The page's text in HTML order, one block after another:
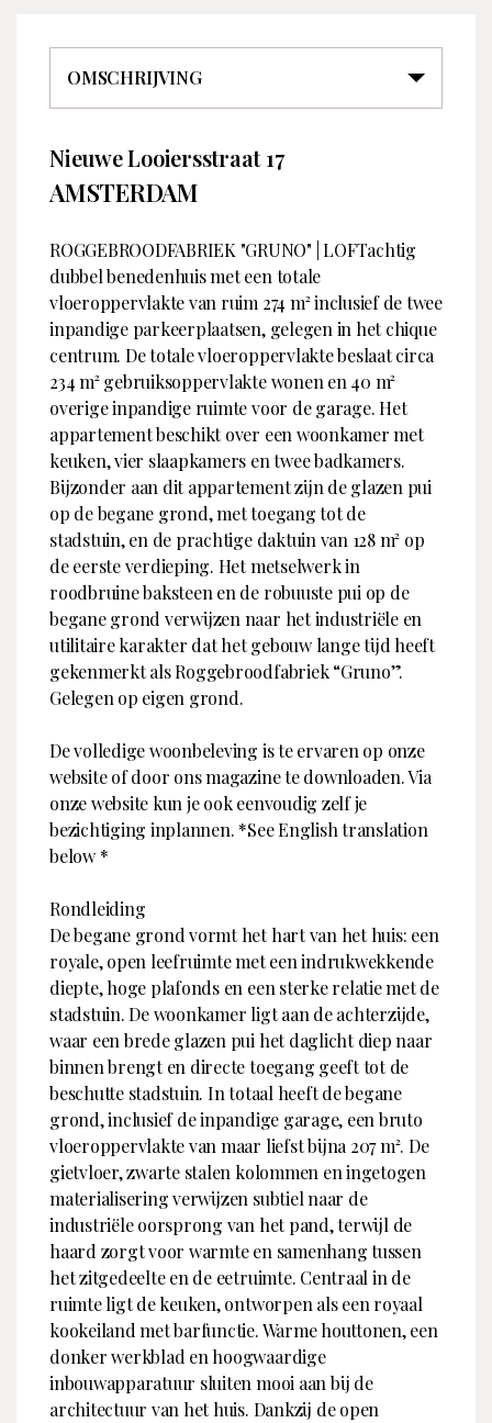
OMSCHRIJVING
Nieuwe Looiersstraat 17
AMSTERDAM
ROGGEBROODFABRIEK "GRUNO" | LOFTachtig
dubbel benedenhuis met een totale
vloeroppervlakte van ruim 274 m² inclusief de twee
inpandige parkeerplaatsen, gelegen in het chique
centrum. De totale vloeroppervlakte beslaat circa
234 m² gebruiksoppervlakte wonen en 40 m²
overige inpandige ruimte voor de garage. Het
appartement beschikt over een woonkamer met
keuken, vier slaapkamers en twee badkamers.
Bijzonder aan dit appartement zijn de glazen pui
op de begane grond, met toegang tot de
stadstuin, en de prachtige daktuin van 128 m² op
de eerste verdieping. Het metselwerk in
roodbruine baksteen en de robuuste pui op de
begane grond verwijzen naar het industriële en
utilitaire karakter dat het gebouw lange tijd heeft
gekenmerkt als Roggebroodfabriek “Gruno”.
Gelegen op eigen grond.
De volledige woonbeleving is te ervaren op onze
website of door ons magazine te downloaden. Via
onze website kun je ook eenvoudig zelf je
bezichtiging inplannen. *See English translation
below *
Rondleiding
De begane grond vormt het hart van het huis: een
royale, open leefruimte met een indrukwekkende
diepte, hoge plafonds en een sterke relatie met de
stadstuin. De woonkamer ligt aan de achterzijde,
waar een brede glazen pui het daglicht diep naar
binnen brengt en directe toegang geeft tot de
beschutte stadstuin. In totaal heeft de begane
grond, inclusief de inpandige garage, een bruto
vloeroppervlakte van maar liefst bijna 207 m². De
gietvloer, zwarte stalen kolommen en ingetogen
materialisering verwijzen subtiel naar de
industriële oorsprong van het pand, terwijl de
haard zorgt voor warmte en samenhang tussen
het zitgedeelte en de eetruimte. Centraal in de
ruimte ligt de keuken, ontworpen als een royaal
kookeiland met barfunctie. Warme houttonen, een
donker werkblad en hoogwaardige
inbouwapparatuur sluiten mooi aan bij de
architectuur van het huis. Dankzij de open
Vraagprijs
€ 2.760.000 k. k.
Koopconditie
k. k.
Aangeboden sinds
3 juni 2026
Bouw
Soort object
Appartement
Woningtype
Benedenwoning
Bouwperiode
1960 - 1970
Inhoud
Woonoppervlakte
274 m²
Inhoud
750 m³
Indeling
Aantal kamers
5
Aantal slaapkamers
Aantal badkamers
2
Buitenruimte
Tuin
128 m²
Garage
Wonen
Adres
Koningslaan 14
1075 AC AMSTERDAM
Nederland
Telefoon
020 305 97 77
WWW
www.broersma.nl
Contactpersoon
Naam
Broersma Werken en
Wonen
Telefoon
020 305 97 77
E-mailadres
wonen@broersma.nl